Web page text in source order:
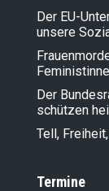
Der EU-
unsere
Der
schützen
Tell,
Termine